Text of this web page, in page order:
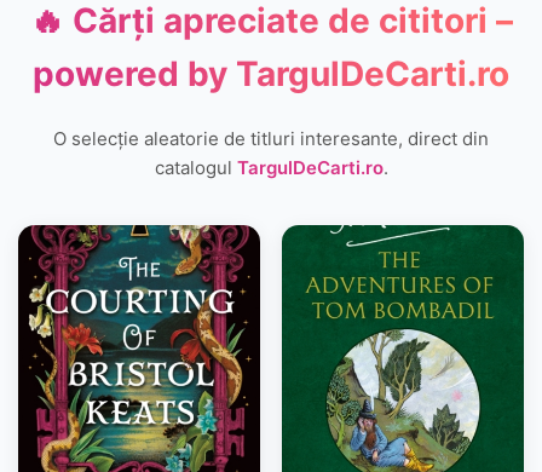
🔥 Cărți apreciate de cititori –
powered by TargulDeCarti.ro
O selecție aleatorie de titluri interesante, direct din
catalogul TargulDeCarti.ro.